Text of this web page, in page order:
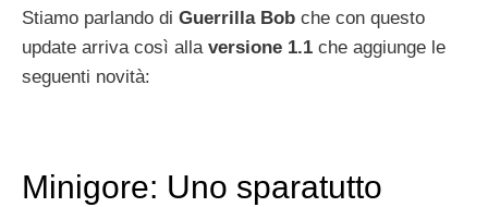
Stiamo parlando di Guerrilla Bob che con questo
update arriva così allaversione 1.1 che aggiunge le
seguenti novità:
Minigore: Uno sparatutto